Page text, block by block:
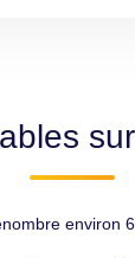
environ